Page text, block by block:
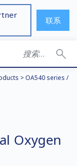
联系
>OA540 series /
Oxygen